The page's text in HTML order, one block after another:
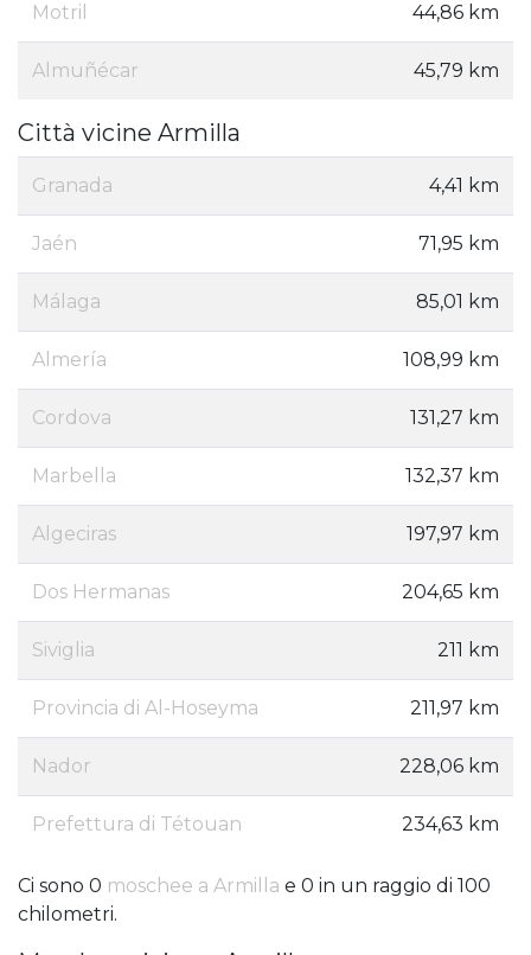
Motril 44,86 km
Almuñécar 45,79 km
Città vicine Armilla
Granada 4,41 km
Jaén 71,95 km
Málaga 85,01 km
Almería 108,99 km
Cordova 131,27 km
Marbella 132,37 km
Algeciras 197,97 km
Dos Hermanas 204,65 km
Siviglia 211 km
Provincia di Al-Hoseyma 211,97 km
Nador 228,06 km
Prefettura di Tétouan 234,63 km
Ci sono 0 moschee a Armilla e 0 in un raggio di 100
chilometri.